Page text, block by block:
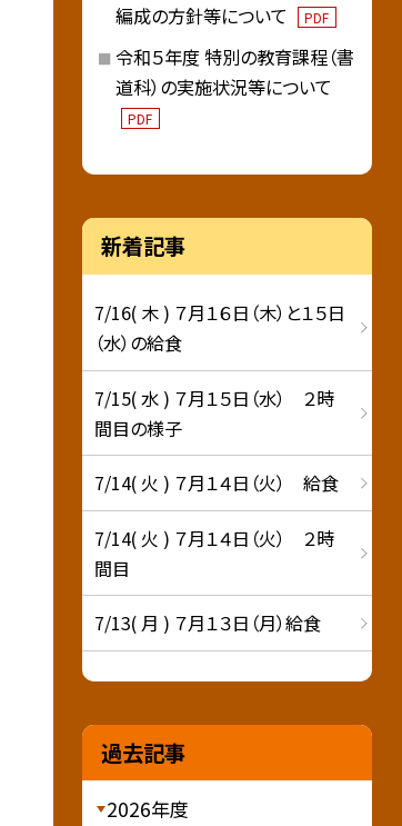
編成の方針等について
PDF
令和５年度 特別の教育課程（書
道科）の実施状況等について
PDF
新着記事
7/16( 木 ) ７月１６日（木）と１５日
（水）の給食
7/15( 水 ) ７月１５日（水） ２時
間目の様子
7/14( 火 ) ７月１４日（火） 給食
7/14( 火 ) ７月１４日（火） ２時
間目
7/13( 月 ) ７月１３日（月）給食
過去記事
2026年度